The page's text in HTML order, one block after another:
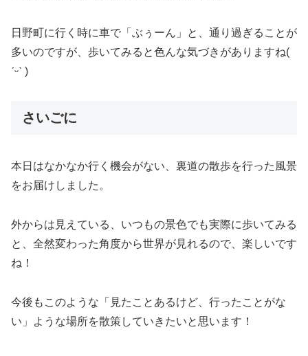
日野町に行く時に車で「ぶぅーん」と、通り過ぎることが
多いのですが、歩いてみると色んな気づきがありますね(
ˊᵕˋ )
さいごに
本日はなかなか行く機会がない、裏道の散歩を行った風景
をお届けしました。
外からは見えている、いつもの景色でも実際に歩いてみる
と、全然変わった角度から世界が見れるので、楽しいです
ね！
今後もこのような「見たことあるけど、行ったことがな
い」ような場所を散策していきたいと思います！